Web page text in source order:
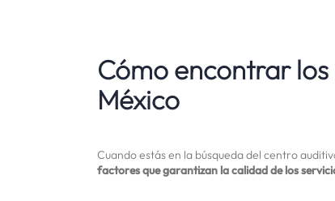
Cómo encontrar
México
Cuando estás en la búsqueda del centro
factores que garantizan la calidad de los